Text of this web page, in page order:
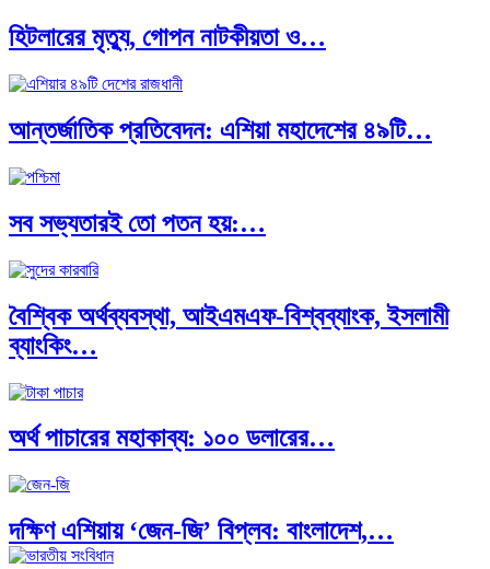
হিটলারের মৃত্যু, গোপন নাটকীয়তা ও…
আন্তর্জাতিক প্রতিবেদন: এশিয়া মহাদেশের ৪৯টি…
সব সভ্যতারই তো পতন হয়:…
বৈশ্বিক অর্থব্যবস্থা, আইএমএফ-বিশ্বব্যাংক, ইসলামী
ব্যাংকিং…
অর্থ পাচারের মহাকাব্য: ১০০ ডলারের…
দক্ষিণ এশিয়ায় ‘জেন-জি’ বিপ্লব: বাংলাদেশ,…